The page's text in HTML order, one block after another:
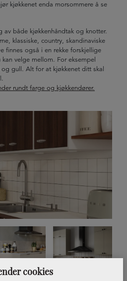
cookies
kjøkkenet enda morsommere å se
av både kjøkkenhåndtak og knotter.
klassiske, country, skandinaviske
finnes også i en rekke forskjellige
velge mellom. For eksempel
gull. Alt for at kjøkkenet ditt skal
rundt farge og kjøkkendører.